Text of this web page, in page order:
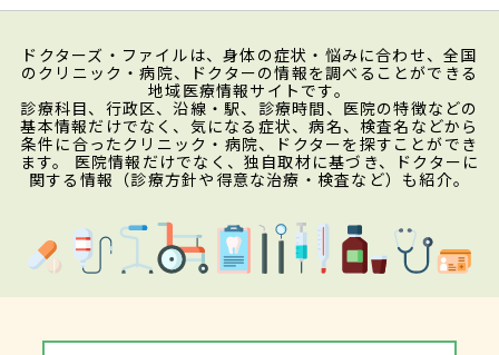
ドクターズ・ファイルは、身体の症状・悩みに合わせ、全国
のクリニック・病院、ドクターの情報を調べることができる
地域医療情報サイトです。
診療科目、行政区、沿線・駅、診療時間、医院の特徴などの
基本情報だけでなく、気になる症状、病名、検査名などから
条件に合ったクリニック・病院、ドクターを探すことができ
ます。 医院情報だけでなく、独自取材に基づき、ドクターに
関する情報（診療方針や得意な治療・検査など）も紹介。